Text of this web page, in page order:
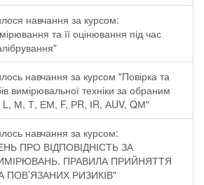
навчання за курсом:
та її оцінювання під час
навчання за курсом "Повірка та
вимірювальної техніки за обраним
L, М, Т, ЕМ, F, РR, ІR, АUV, QМ"
навчання за курсом:
ПРО ВІДПОВІДНІСТЬ ЗА
ПРАВИЛА ПРИЙНЯТТЯ
ПОВ’ЯЗАНИХ РИЗИКІВ"